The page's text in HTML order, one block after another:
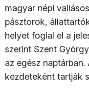
magyar népi
pásztorok,
helyet foglal el a
szerint Szent
az egész
kezdeteként tartják